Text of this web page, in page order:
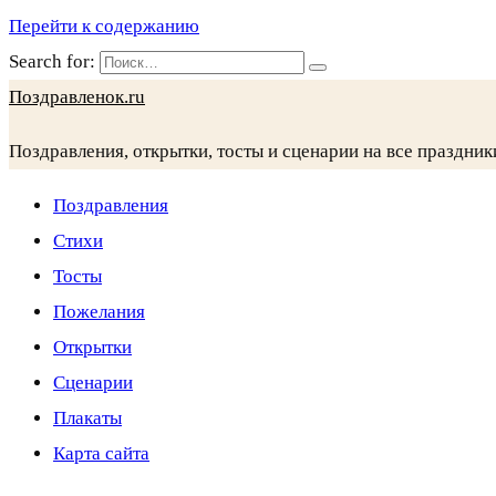
Перейти к содержанию
Search for:
Поздравленок.ru
Поздравления, открытки, тосты и сценарии на все
Поздравления
Стихи
Тосты
Пожелания
Открытки
Сценарии
Плакаты
Карта сайта